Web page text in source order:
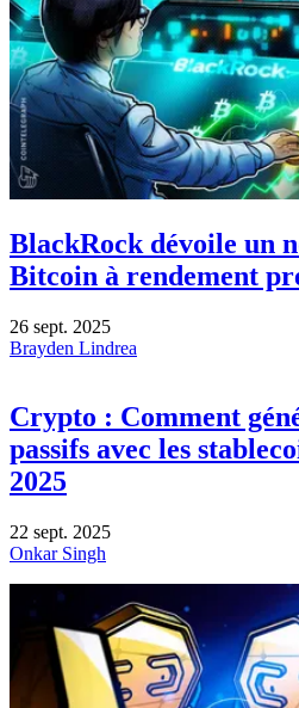
BlackRock dévoile un
Bitcoin à rendement
26 sept. 2025
Brayden Lindrea
Crypto : Comment
passifs avec les
2025
22 sept. 2025
Onkar Singh